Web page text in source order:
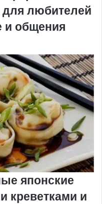
для любителей
и общения
японские
креветками и